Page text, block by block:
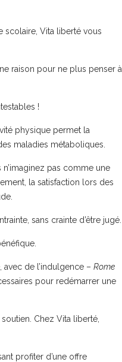
scolaire, Vita liberté vous
raison pour ne plus penser à
!
physique permet la
maladies métaboliques.
pas comme une
la satisfaction lors des
sans crainte d’être jugé.
avec de l’indulgence – Rome
pour redémarrer une
Chez Vita liberté,
profiter d’une offre